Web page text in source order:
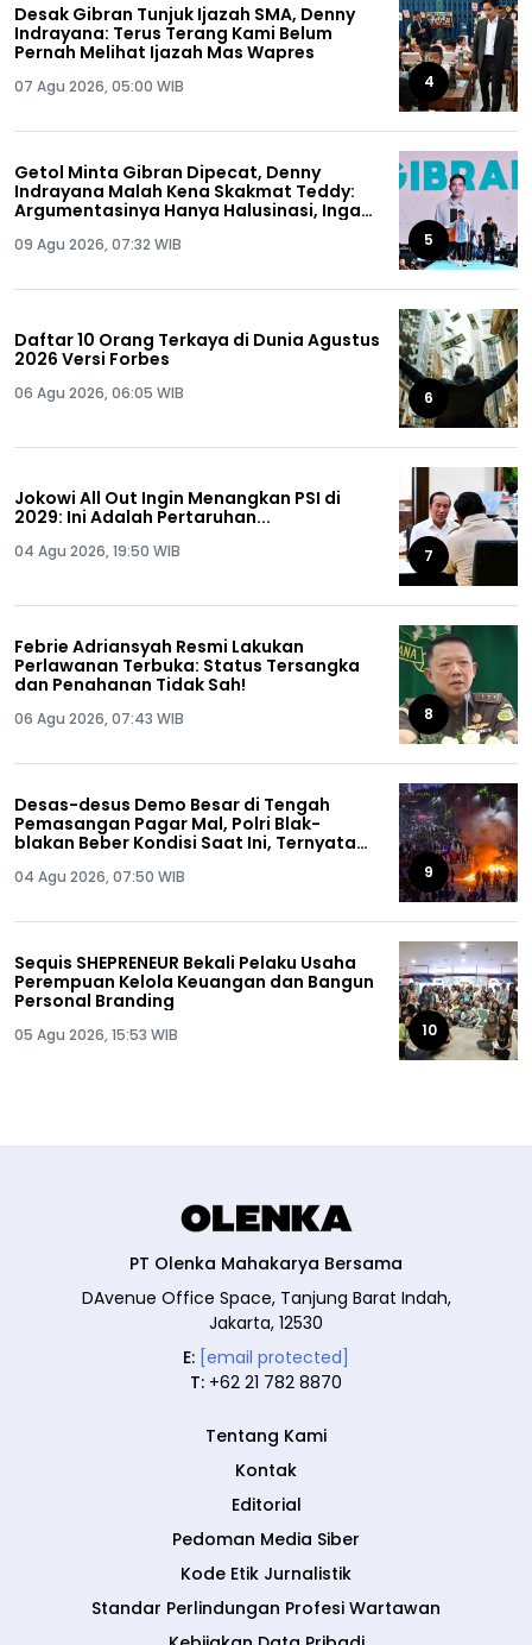
Desak Gibran Tunjuk Ijazah SMA, Denny
Indrayana: Terus Terang Kami Belum
Pernah Melihat Ijazah Mas Wapres
07 Agu 2026, 05:00 WIB 4
Getol Minta Gibran Dipecat, Denny
Indrayana Malah Kena Skakmat Teddy:
Argumentasinya Hanya Halusinasi, Ingat
09 Agu 2026, 07:32 WIB 5
Daftar 10 Orang Terkaya di Dunia Agustus
2026 Versi Forbes
06 Agu 2026, 06:05 WIB 6
Jokowi All Out Ingin Menangkan PSI di
2029: Ini Adalah Pertaruhan...
04 Agu 2026, 19:50 WIB 7
Febrie Adriansyah Resmi Lakukan
Perlawanan Terbuka: Status Tersangka
dan Penahanan Tidak Sah!
06 Agu 2026, 07:43 WIB 8
Desas-desus Demo Besar di Tengah
Pemasangan Pagar Mal, Polri Blak-
blakan Beber Kondisi Saat Ini, Ternyata…
04 Agu 2026, 07:50 WIB 9
Sequis SHEPRENEUR Bekali Pelaku Usaha
Perempuan Kelola Keuangan dan Bangun
Personal Branding
05 Agu 2026, 15:53 WIB 10
PT Olenka Mahakarya Bersama
DAvenue Office Space, Tanjung Barat Indah,
Jakarta, 12530
E: [email protected]
T: +62 21 782 8870
Tentang Kami
Kontak
Editorial
Pedoman Media Siber
Kode Etik Jurnalistik
Standar Perlindungan Profesi Wartawan